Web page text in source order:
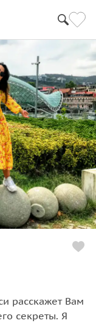
расскажет Вам
секреты. Я